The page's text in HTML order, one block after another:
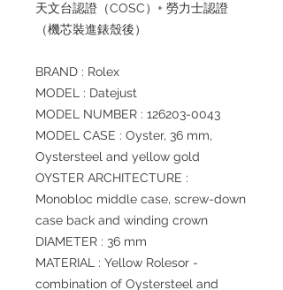
天文台認證（COSC）+ 勞力士認證
（機芯裝進錶殼後）
BRAND : Rolex
MODEL : Datejust
MODEL NUMBER : 126203-0043
MODEL CASE : Oyster, 36 mm,
Oystersteel and yellow gold
OYSTER ARCHITECTURE :
Monobloc middle case, screw-down
case back and winding crown
DIAMETER : 36 mm
MATERIAL : Yellow Rolesor -
combination of Oystersteel and